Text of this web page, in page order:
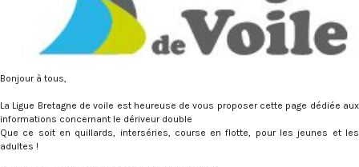
Bonjour à tous,
La Ligue Bretagne de voile est heureuse de vous proposer cette page dédiée aux
informations concernant le dériveur double
Que ce soit en quillards, interséries, course en flotte, pour les jeunes et les
adultes !